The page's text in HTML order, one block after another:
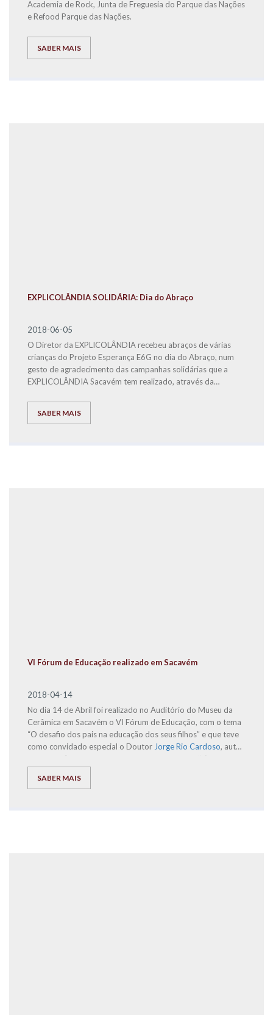
Academia de Rock, Junta de Freguesia do Parque das Nações
e Refood Parque das Nações.
SABER MAIS
EXPLICOLÂNDIA SOLIDÁRIA: Dia do Abraço
2018-06-05
O Diretor da EXPLICOLÂNDIA recebeu abraços de várias
crianças do Projeto Esperança E6G no dia do Abraço, num
gesto de agradecimento das campanhas solidárias que a
EXPLICOLÂNDIA Sacavém tem realizado, através da
SABER MAIS
VI Fórum de Educação realizado em Sacavém
2018-04-14
No dia 14 de Abril foi realizado no Auditório do Museu da
Cerâmica em Sacavém o VI Fórum de Educação, com o tema
“O desafio dos pais na educação dos seus filhos” e que teve
como convidado especial o Doutor Jorge Rio Cardoso, autor
Universidade com Sucesso – ‘Bora lá?”, acompanhado por um
SABER MAIS